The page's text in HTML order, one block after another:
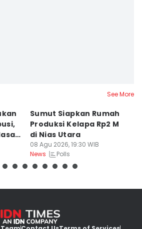
See More
Sumut Siapkan Rumah
Produksi Kelapa Rp2 M
di Nias Utara
08 Agu 2026, 19:30 WIB
News
Polls